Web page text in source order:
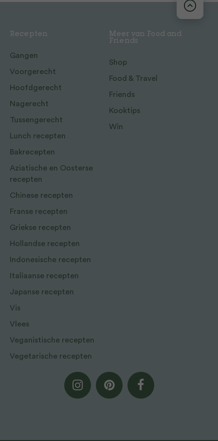
Recepten
Gangen
Voorgerecht
Hoofdgerecht
Nagerecht
Tussengerecht
Lunch recepten
Bakrecepten
Aziatische en Oosterse
recepten
Chinese recepten
Franse recepten
Griekse recepten
Hollandse recepten
Indonesische recepten
Italiaanse recepten
Japanse recepten
Vis
Vlees
Veganistische recepten
Vegetarische recepten
Meer van Food and
Friends
Shop
Food & Travel
Friends
Kooktips
Win